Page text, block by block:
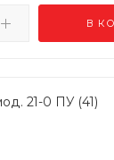
В
21-0 ПУ (41)